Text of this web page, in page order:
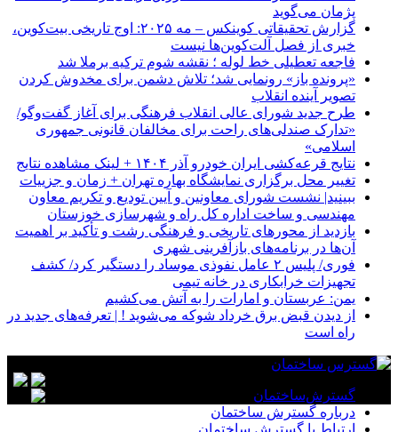
پژمان می‌گوید
گزارش تحقیقاتی کوینکس – مه ۲۰۲۵: اوج تاریخی بیت‌کوین،
خبری از فصل آلت‌کوین‌ها نیست
فاجعه تعطیلی خط لوله ؛ نقشه شوم ترکیه برملا شد
«پرونده باز» رونمایی شد؛ تلاش دشمن برای مخدوش کردن
تصویر آینده انقلاب
طرح جدید شورای عالی انقلاب فرهنگی برای آغاز گفت‌وگو/
«تدارک صندلی‌های راحت برای مخالفان قانونی جمهوری
اسلامی»
نتایج قرعه‌کشی ایران خودرو آذر ۱۴۰۴ + لینک مشاهده نتایج
تغییر محل برگزاری نمایشگاه بهاره تهران + زمان و جزییات
ببینید| نشست شورای معاونین و آیین تودیع و تکریم معاون
مهندسی و ساخت اداره کل راه و شهرسازی خوزستان
بازدید از محورهای تاریخی و فرهنگی رشت و تأکید بر اهمیت
آن‌ها در برنامه‌های بازآفرینی شهری
فوری/ پلیس ۲ عامل نفوذی موساد را دستگیر کرد/ کشف
تجهیزات خرابکاری در خانه تیمی
یمن: عربستان و امارات را به آتش می‌کشیم
از دیدن قبض برق خرداد شوکه می‌شوید ! | تعرفه‌های جدید در
راه است
گسترش‌ساختمان
درباره گسترش ساختمان
ارتباط با گسترش ساختمان